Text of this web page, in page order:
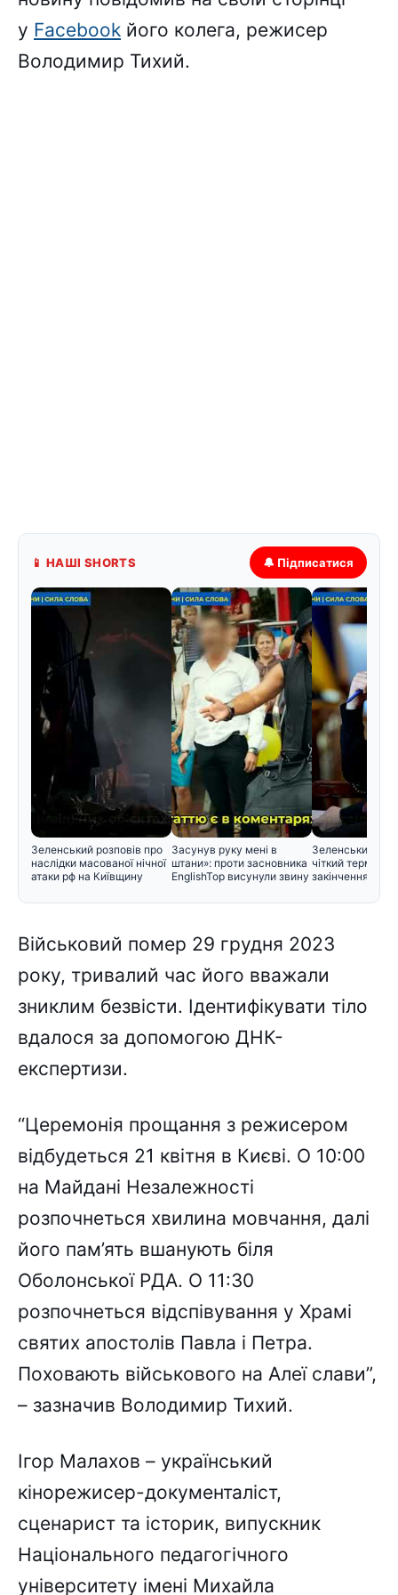
у Facebook його колега, режисер
Володимир Тихий.
📱 НАШІ SHORTS 🔔 Підписатися
Зеленський розповів про
наслідки масованої нічної
атаки рф на Київщину
Засунув руку мені в
штани»: проти засновника
EnglishTop висунули звину
Зеленський
чіткий термін
закінчення війни
Військовий помер 29 грудня 2023
року, тривалий час його вважали
зниклим безвісти. Ідентифікувати тіло
вдалося за допомогою ДНК-
експертизи.
“Церемонія прощання з режисером
відбудеться 21 квітня в Києві. О 10:00
на Майдані Незалежності
розпочнеться хвилина мовчання, далі
його пам’ять вшанують біля
Оболонської РДА. О 11:30
розпочнеться відспівування у Храмі
святих апостолів Павла і Петра.
Поховають військового на Алеї слави”,
– зазначив Володимир Тихий.
Ігор Малахов – український
кінорежисер-документаліст,
сценарист та історик, випускник
Національного педагогічного
університету імені Михайла